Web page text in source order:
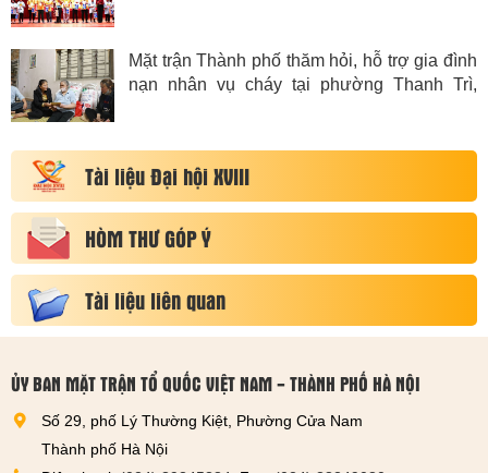
đình
Trì,
Huyện Hoài Đức hỗ trợ kinh phí
nhà Đại đoàn kết cho hộ có hoàn
Tài liệu Đại hội XVIII
HÒM THƯ GÓP Ý
Tài liệu liên quan
ỦY BAN MẶT TRẬN TỔ QUỐC VIỆT NAM - THÀNH PHỐ HÀ NỘI
Số 29, phố Lý Thường Kiệt, Phường Cửa Nam
Thành phố Hà Nội